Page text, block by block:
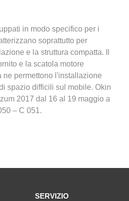
in modo specifico per i
soprattutto per
e la struttura compatta. Il
e la scatola motore
ne permettono l'installazione
spazio difficili sul mobile. Okin
2017 dal 16 al 19 maggio a
– C 051.
SERVIZIO